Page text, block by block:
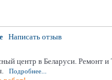
Написать отзыв
центр в Беларуси. Ремонт
Подробнее...